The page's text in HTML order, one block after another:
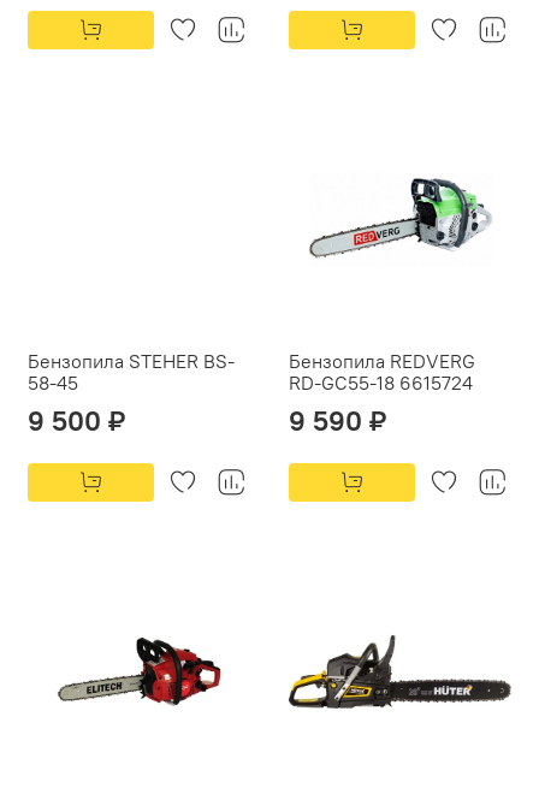
Бензопила STEHER BS-
58-45
9 500 ₽
Бензопила REDVERG
RD-GC55-18 6615724
9 590 ₽